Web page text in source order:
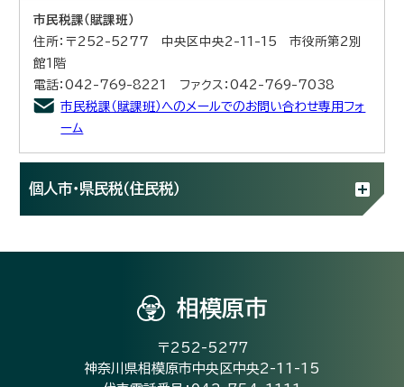
市民税課（賦課班）
住所：〒252-5277 中央区中央2-11-15 市役所第2別
館1階
電話：042-769-8221 ファクス：042-769-7038
市民税課（賦課班）へのメールでのお問い合わせ専用フォ
ーム
個人市・県民税（住民税）
相模原市
〒252-5277
神奈川県相模原市中央区中央2-11-15